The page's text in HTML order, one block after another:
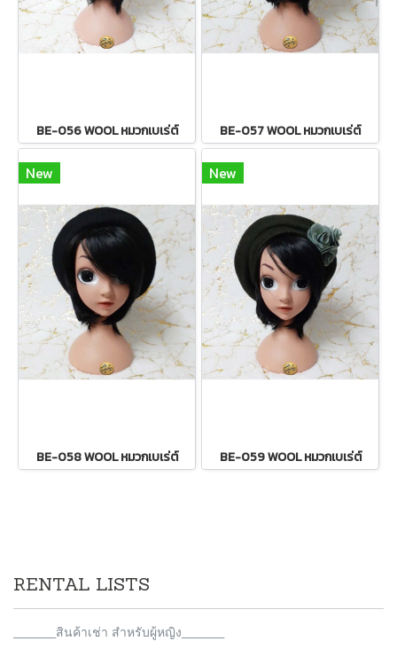
BE-056 WOOL หมวกเบเร่ต์ BE-057 WOOL หมวกเบเร่ต์
New
BE-058 WOOL หมวกเบเร่ต์
New
BE-059 WOOL หมวกเบเร่ต์
RENTAL LISTS
________สินค้าเช่า สำหรับผู้หญิง________